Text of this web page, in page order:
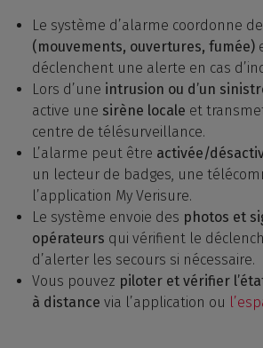
Le système d’alarme coordonne
(mouvements, ouvertures, fumée)
déclenchent une alerte en cas
Lors d’une intrusion ou d’un
active une sirène locale et
centre de télésurveillance.
L’alarme peut être activée/
un lecteur de badges, une
l’application My Verisure.
Le système envoie des photos et
opérateurs qui vérifient le
d’alerter les secours si nécessaire.
Vous pouvez piloter et vérifier
à distance via l’application ou